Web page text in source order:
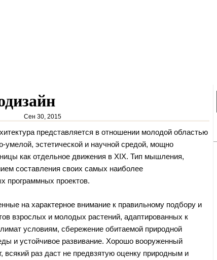
Сен 30, 2015
представляется в отношении молодой областью
умелой, эстетической и научной средой, мощно
как отдельное движения в XIX. Тип мышления,
составления своих самых наиболее
программных проектов.
на характерное внимание к правильному подбору и
взрослых и молодых растений, адаптированных к
условиям, сбережение обитаемой природной
и устойчивое развивание. Хорошо вооруженный
всякий раз даст не предвзятую оценку природным и